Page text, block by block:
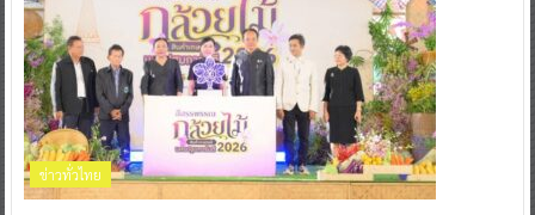
ข่าวทั่วไทย